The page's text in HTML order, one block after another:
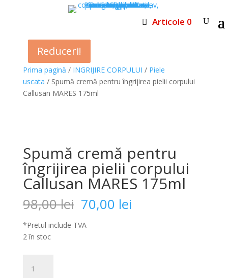
Articole 0
Prima pagină / INGRIJIRE CORPULUI / Piele
uscata / Spumă cremă pentru îngrijirea pielii corpului
Callusan MARES 175ml
Reduceri!
Spumă cremă pentru
îngrijirea pielii corpului
Callusan MARES 175ml
98,00lei Prețul
inițial
a
70,00 leiPrețul
curent
*Pretul include TVA
2 în stoc
Spumă
Reduceri!
Reduceri!